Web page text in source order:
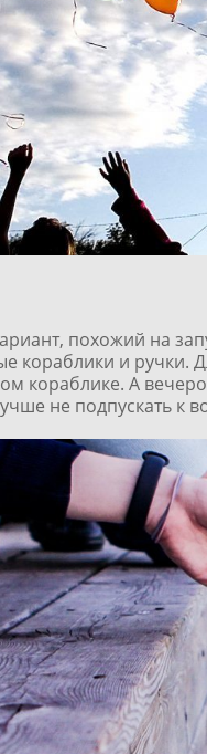
похожий на
кораблики и ручки.
кораблике. А
не подпускать к